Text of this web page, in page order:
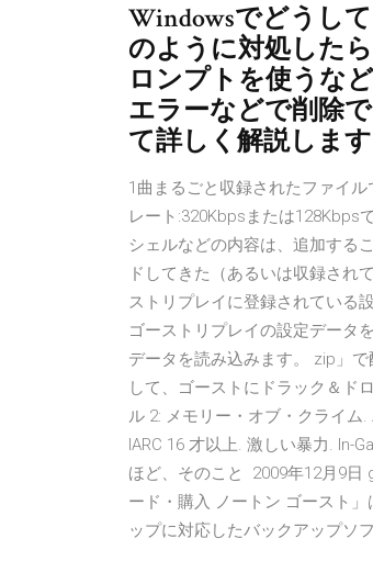
Windowsでどうし
のように対処した
ロンプトを使うな
エラーなどで削除
て詳しく解説します
1曲まるごと収録されたファイ
レート:320Kbpsまたは128Kbps
シェルなどの内容は、追加する
ドしてきた（あるいは収録され
ストリプレイに登録されている
ゴーストリプレイの設定データ
データを読み込みます。 zip」
して、ゴーストにドラック＆ド
ル 2: メモリー・オブ・クライム
IARC 16 才以上. 激しい暴力. In-
ほど、そのこと 2009年12月9日
ード・購入 ノートン ゴースト
ップに対応したバックアップソ